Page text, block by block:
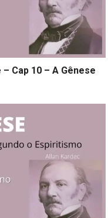
Cap 10 – A Gênese